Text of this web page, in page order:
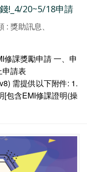
!_4/20~5/18申請
: 獎助訊息、
修課獎勵申請 一、申
請表
需提供以下附件: 1.
[包含EMI修課證明(操